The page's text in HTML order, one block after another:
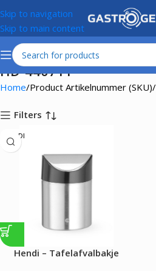
Skip to navigation
Skip to main content
HD-440711
Home Product Artikelnummer (SKU)
Filters
HENDI
Hendi – Tafelafvalbakje